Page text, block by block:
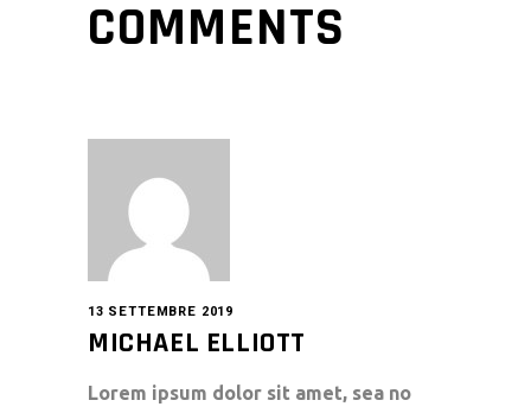
COMMENTS
13 SETTEMBRE 2019
MICHAEL ELLIOTT
Lorem ipsum dolor sit amet, sea no